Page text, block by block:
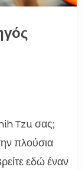
Tzu σας;
πλούσια
εδώ έναν